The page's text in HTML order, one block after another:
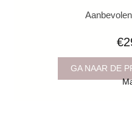
GA NAAR DE